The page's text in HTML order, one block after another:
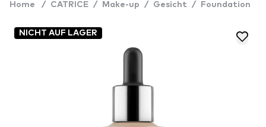
Home / CATRICE / Make-up / Gesicht / Foundation
NICHT AUF LAGER